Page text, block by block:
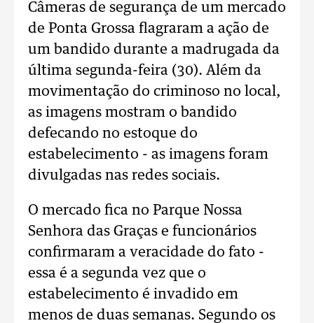
Câmeras de segurança de um mercado
de Ponta Grossa flagraram a ação de
um bandido durante a madrugada da
última segunda-feira (30). Além da
movimentação do criminoso no local,
as imagens mostram o bandido
defecando no estoque do
estabelecimento - as imagens foram
divulgadas nas redes sociais.
O mercado fica no Parque Nossa
Senhora das Graças e funcionários
confirmaram a veracidade do fato -
essa é a segunda vez que o
estabelecimento é invadido em
menos de duas semanas. Segundo os